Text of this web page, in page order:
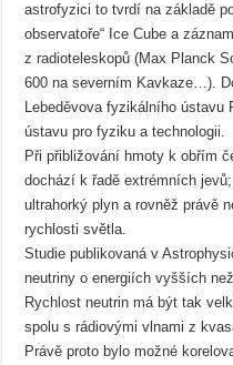
astrofyzici to tvrdí na základě
observatoře“ Ice Cube a
z radioteleskopů (Max Planck
600 na severním Kavkaze…).
Lebeděvova fyzikálního ústavu
ústavu pro fyziku a technologii.
Při přibližování hmoty k obřím
dochází k řadě extrémních
ultrahorký plyn a rovněž právě
rychlosti světla.
Studie publikovaná v
neutriny o energiích vyšších
Rychlost neutrin má být tak
spolu s rádiovými vlnami z
Právě proto bylo možné